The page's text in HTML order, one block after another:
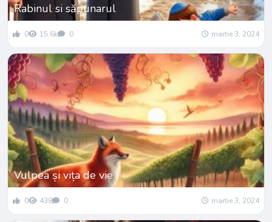
Rabinul si săpunarul
0 15.6k 0 martie 3, 2024
Vulpea și vița de vie
0 438 0 martie 3, 2024